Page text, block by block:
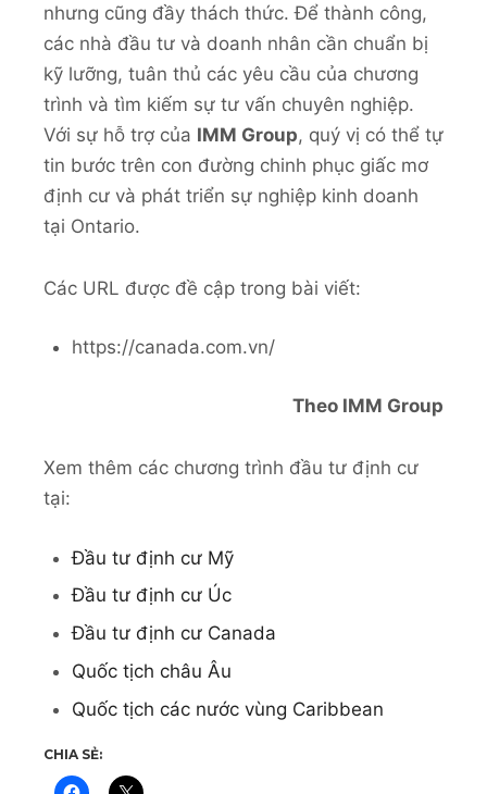
nhưng cũng đầy thách thức. Để thành công,
các nhà đầu tư và doanh nhân cần chuẩn bị
kỹ lưỡng, tuân thủ các yêu cầu của chương
trình và tìm kiếm sự tư vấn chuyên nghiệp.
Với sự hỗ trợ của IMM Group, quý vị có thể tự
tin bước trên con đường chinh phục giấc mơ
định cư và phát triển sự nghiệp kinh doanh
tại Ontario.
Các URL được đề cập trong bài viết:
https://canada.com.vn/
Theo IMM Group
Xem thêm các chương trình đầu tư định cư
tại:
Đầu tư định cư Mỹ
Đầu tư định cư Úc
Đầu tư định cư Canada
Quốc tịch châu Âu
Quốc tịch các nước vùng Caribbean
CHIA SẺ: